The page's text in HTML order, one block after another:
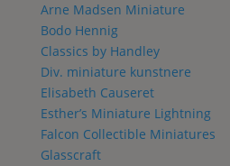
Arne Madsen Miniature
Bodo Hennig
Classics by Handley
Div. miniature kunstnere
Elisabeth Causeret
Esther’s Miniature Lightning
Falcon Collectible Miniatures
Glasscraft